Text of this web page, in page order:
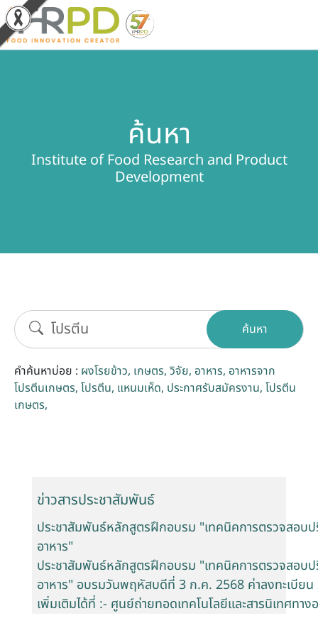
ผลงานวิจัยและนวัตกรรม
ผลิตภัณฑ์และจำหน่าย
บุคลากรสถาบัน
ระบบสารสนเทศ (ใน)
ค้นหา
Institute of Food Research and Product
Development
ค้นหา
คำค้นหาบ่อย : ผงโรยข้าว เกษตร วิจัย อาหาร อาหารจาก
โปรตีนเกษตร โปรตีน แหนมเห็ด ประกาศรับสมัครงาน โปรตีน
เกษตร
ข่าวสารประชาสัมพันธ์
ประชาสัมพันธ์หลักสูตรฝึกอบรม "เทคนิคการตรวจสอบ
อาหาร"
ประชาสัมพันธ์หลักสูตรฝึกอบรม "เทคนิคการตรวจสอบ
อาหาร" อบรมวันพฤหัสบดีที่ 3 ก.ค. 2568 ค่าลงทะเบีย
เพิ่มเติมได้ที่ :- ศูนย์ถ่ายทอดเทคโนโลยีและสารนิเทศท